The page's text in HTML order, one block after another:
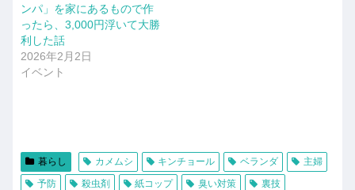
ンパ」を家にあるもので作
ったら、3,000円浮いて大勝
利した話
2026年2月2日
イベント
暮らし カメムシ キンチョール ベランダ
主婦
予防
殺虫剤 紙コップ 臭い対策 裏技